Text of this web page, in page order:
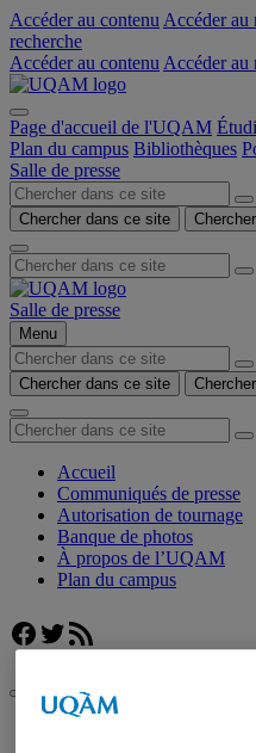
Accéder au contenu Accéder au
recherche
Accéder au contenu Accéder au
Page d'accueil de l'UQAM
Plan du campus Bibliothèques
Salle de presse
Chercher dans ce site
Salle de presse
Menu
Chercher dans ce site
Accueil
Communiqués de presse
Autorisation de tournage
Banque de photos
À propos de l’UQAM
Plan du campus
Facebook
Twitter
Flux RSS